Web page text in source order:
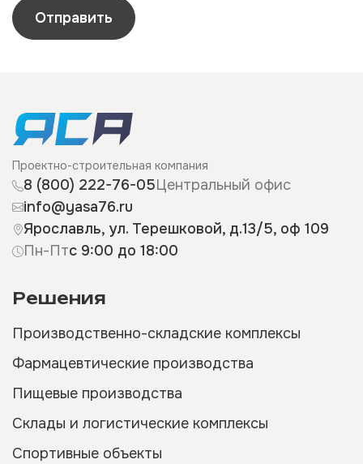
Отправить
Проектно-строительная компания
8 (800) 222-76-05Центральный офис
info@yasa76.ru
Ярославль, ул. Терешковой, д.13/5, оф 109
Пн-Птс 9:00 до 18:00
Решения
Производственно-складские комплексы
Фармацевтические производства
Пищевые производства
Склады и логистические комплексы
Спортивные объекты